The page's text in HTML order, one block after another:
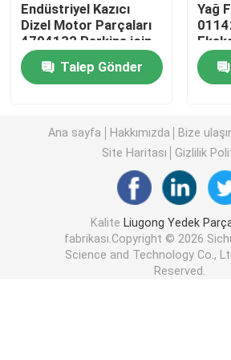
Sdlg yedek parçaları
tırtıl yedek parçaları
HITACHI yedek parçaları
İnşaat ekipmanı filtreleri
Endüstriyel Kazıcı
Dizel Motor Parçaları
4794132 Perkins için
Yakıt Filtresi
Talep Gönder
Yağ
Ana sayfa Hakkımızda Bize
Site Haritası
Gizlilik
Kalite Liugong Yedek
fabrikası.Copyright © 2026
Science and Technology Co.,
Reserved.
for?